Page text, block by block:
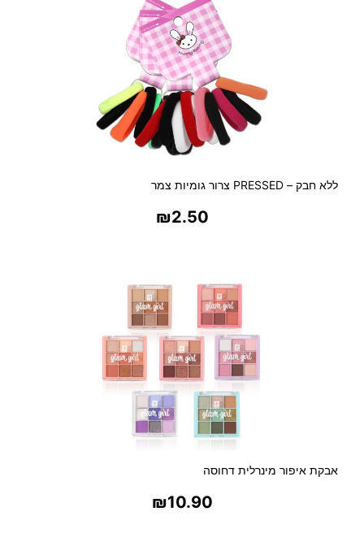
ל
פ
נ
י
ם
ללא חבק – PRESSED צרור גומיות צמר
₪2.50
אבקת איפור מינרלית דחוסה
₪10.90